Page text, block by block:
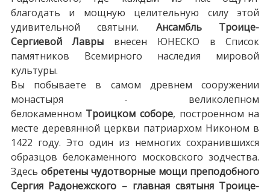
благодать и мощную целительную силу этой
удивительной святыни. Ансамбль Троице-
Сергиевой Лавры внесен ЮНЕСКО в Список
памятников Всемирного наследия мировой
культуры.
Вы побываете в самом древнем сооружении
монастыря - великолепном
белокаменном Троицком соборе, построенном на
месте деревянной церкви патриархом Никоном в
1422 году. Это один из немногих сохранившихся
образцов белокаменного московского зодчества.
Здесь обретены чудотворные мощи преподобного
Сергия Радонежского – главная святыня Троице-